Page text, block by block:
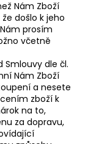
Nám Zboží
došlo k jeho
prosím
včetně
Smlouvy dle čl.
Nám Zboží
a nesete
zboží k
na to,
za dopravu,